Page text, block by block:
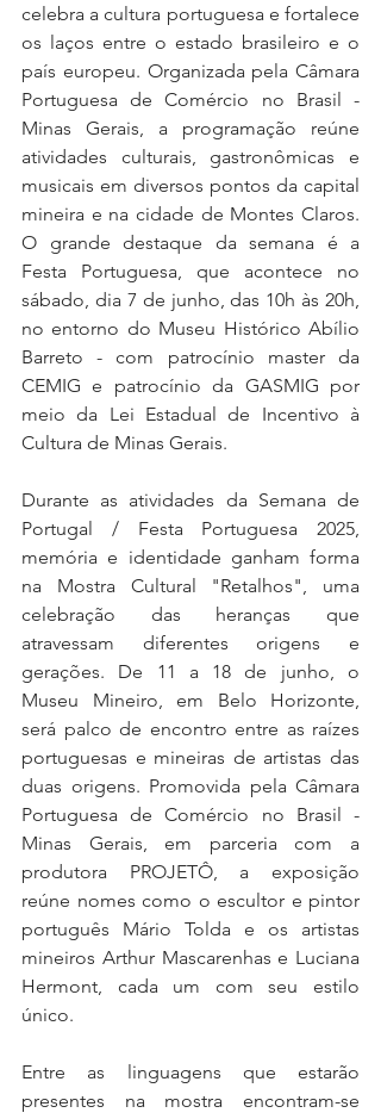
celebra a cultura portuguesa e fortalece
os laços entre o estado brasileiro e o
país europeu. Organizada pela Câmara
Portuguesa de Comércio no Brasil -
Minas Gerais, a programação reúne
atividades culturais, gastronômicas e
musicais em diversos pontos da capital
mineira e na cidade de Montes Claros.
O grande destaque da semana é a
Festa Portuguesa, que acontece no
sábado, dia 7 de junho, das 10h às 20h,
no entorno do Museu Histórico Abílio
Barreto - com patrocínio master da
CEMIG e patrocínio da GASMIG por
meio da Lei Estadual de Incentivo à
Cultura de Minas Gerais.
Durante as atividades da Semana de
Portugal / Festa Portuguesa 2025,
memória e identidade ganham forma
na Mostra Cultural "Retalhos", uma
celebração das heranças que
atravessam diferentes origens e
gerações. De 11 a 18 de junho, o
Museu Mineiro, em Belo Horizonte,
será palco de encontro entre as raízes
portuguesas e mineiras de artistas das
duas origens. Promovida pela Câmara
Portuguesa de Comércio no Brasil -
Minas Gerais, em parceria com a
produtora PROJETÔ, a exposição
reúne nomes como o escultor e pintor
português Mário Tolda e os artistas
mineiros Arthur Mascarenhas e Luciana
Hermont, cada um com seu estilo
único.
Entre as linguagens que estarão
presentes na mostra encontram-se